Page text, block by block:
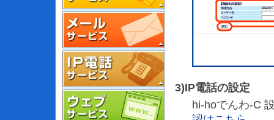
3)IP電話の設定
hi-hoでんわ-C